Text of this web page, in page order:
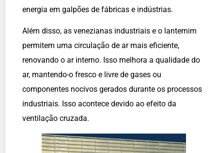
energia em galpões de fábricas e indústrias.
Além disso, as venezianas industriais e o lanternim
permitem uma circulação de ar mais eficiente,
renovando o ar interno. Isso melhora a qualidade do
ar, mantendo-o fresco e livre de gases ou
componentes nocivos gerados durante os processos
industriais. Isso acontece devido ao efeito da
ventilação cruzada.